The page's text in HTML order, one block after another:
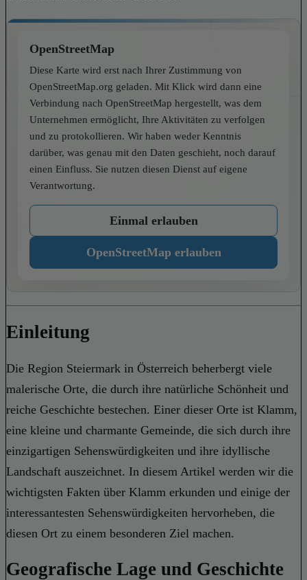
OpenStreetMap
Diese Karte wird erst nach Ihrer Zustimmung von
OpenStreetMap.org geladen. Mit Klick wird dann eine
Verbindung nach OpenStreetMap hergestellt, was dem
Unternehmen ermöglicht, Ihre Aktivitäten zu verfolgen
und zu protokollieren. Wir haben weder Kenntnis
darüber, was genau mit den Daten geschieht, noch darauf
einen Einfluss. Sie nutzen diesen Dienst auf eigene
Verantwortung.
Einmal erlauben
OpenStreetMap erlauben
Einleitung
Die Region Steiermark in Österreich beherbergt viele
malerische Orte, die durch ihre natürliche Schönheit und
reiche Geschichte bestechen. Einer dieser Orte ist Klamm,
eine kleine und charmante Gemeinde, die sich durch ihre
einzigartigen Sehenswürdigkeiten und ihre idyllische
Landschaft auszeichnet. In diesem Artikel werden wir die
wichtigsten Fakten über Klamm erkunden und einige der
interessantesten Sehenswürdigkeiten hervorheben, die
diesen Ort zu einem besonderen Ziel machen.
Geografische Lage und Geschichte